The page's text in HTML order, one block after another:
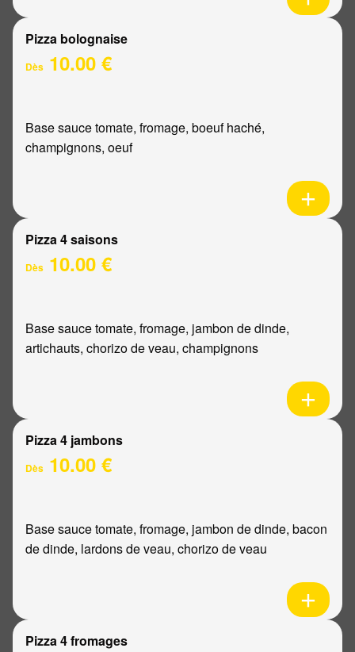
Pizza bolognaise
Dès 10.00 €
Base sauce tomate, fromage, boeuf haché,
champignons, oeuf
Pizza 4 saisons
Dès 10.00 €
Base sauce tomate, fromage, jambon de dinde,
artichauts, chorizo de veau, champignons
Pizza 4 jambons
Dès 10.00 €
Base sauce tomate, fromage, jambon de dinde, bacon
de dinde, lardons de veau, chorizo de veau
Pizza 4 fromages